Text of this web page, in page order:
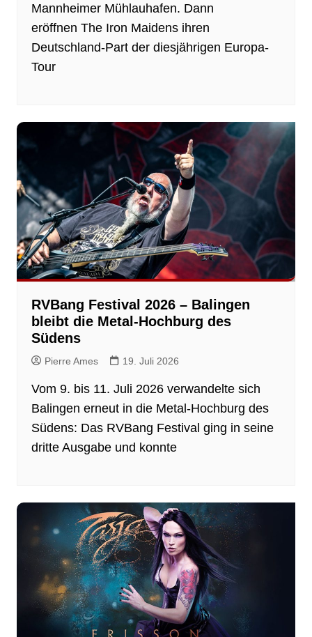
Mannheimer Mühlauhafen. Dann
eröffnen The Iron Maidens ihren
Deutschland-Part der diesjährigen Europa-
Tour
RVBang Festival 2026 – Balingen
bleibt die Metal-Hochburg des
Südens
Pierre Ames 19. Juli 2026
Vom 9. bis 11. Juli 2026 verwandelte sich
Balingen erneut in die Metal-Hochburg des
Südens: Das RVBang Festival ging in seine
dritte Ausgabe und konnte